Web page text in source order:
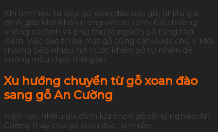
Khi tìm hiểu tủ bếp gỗ xoan đào báo giá, nhiều gia
đình gặp khó khăn trong việc so sánh. Giá thường
không cố định và phụ thuộc nguồn gỗ từng thời
điểm. Việc bảo trì bề mặt gỗ cũng cần được chú ý. Môi
trường bếp nhiều hơi nước khiến gỗ tự nhiên dễ
xuống màu theo thời gian.
Xu hướng chuyển từ gỗ xoan đào
sang gỗ An Cường
Hiện nay, nhiều gia đình lựa chọn gỗ công nghiệp An
Cường thay cho gỗ xoan đào tự nhiên.